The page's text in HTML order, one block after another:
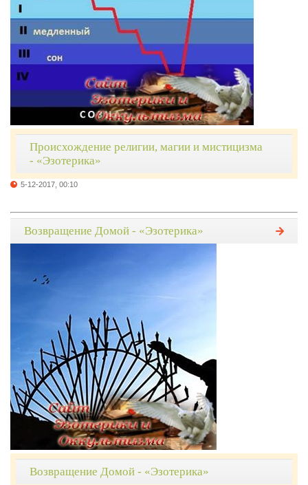
Происхождение религии, магии и мистицизма
- «Эзотерика»
5-12-2017, 00:10
Возвращение Домой - «Эзотерика»
Возвращение Домой - «Эзотерика»